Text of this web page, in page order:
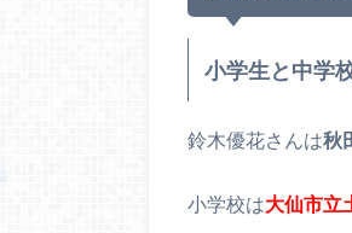
小学生と中学
鈴木優花さんは秋
小学校は大仙市立